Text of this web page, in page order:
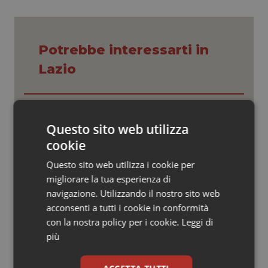
Oncologia & Nutrizione
Psoriasi & pelle
Quotidiano Cardiologia
Quotidiano Chirurgia
Quotidiano Oncologia
Quotidiano Pediatria
Potrebbe interessarti in
Lazio
comprendere il presente
Regione Lombardia scrive al ministro
Schillaci: “Gli attuali indicatori non
fotografano la qualità reale del Ssn”
Case di comunità. La sfida ora è
riempirle di professionisti e servizi. Il
Questo sito web utilizza
cookie
Questo sito web utilizza i cookie per
migliorare la tua esperienza di
navigazione. Utilizzando il nostro sito web
acconsenti a tutti i cookie in conformità
con la nostra policy per i cookie. Leggi di
più